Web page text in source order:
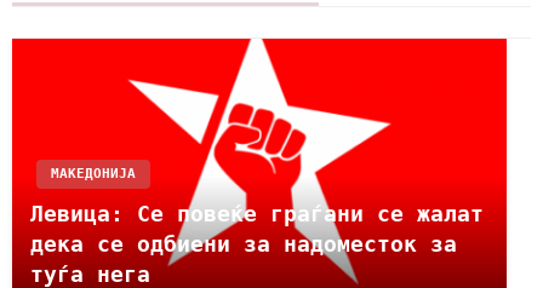
МАКЕДОНИЈА
Левица: Се повеќе граѓани се жалат
дека се одбиени за надоместок за
туѓа нега